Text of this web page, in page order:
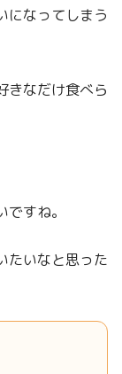
になってしまう
きなだけ食べら
すね。
たいなと思った